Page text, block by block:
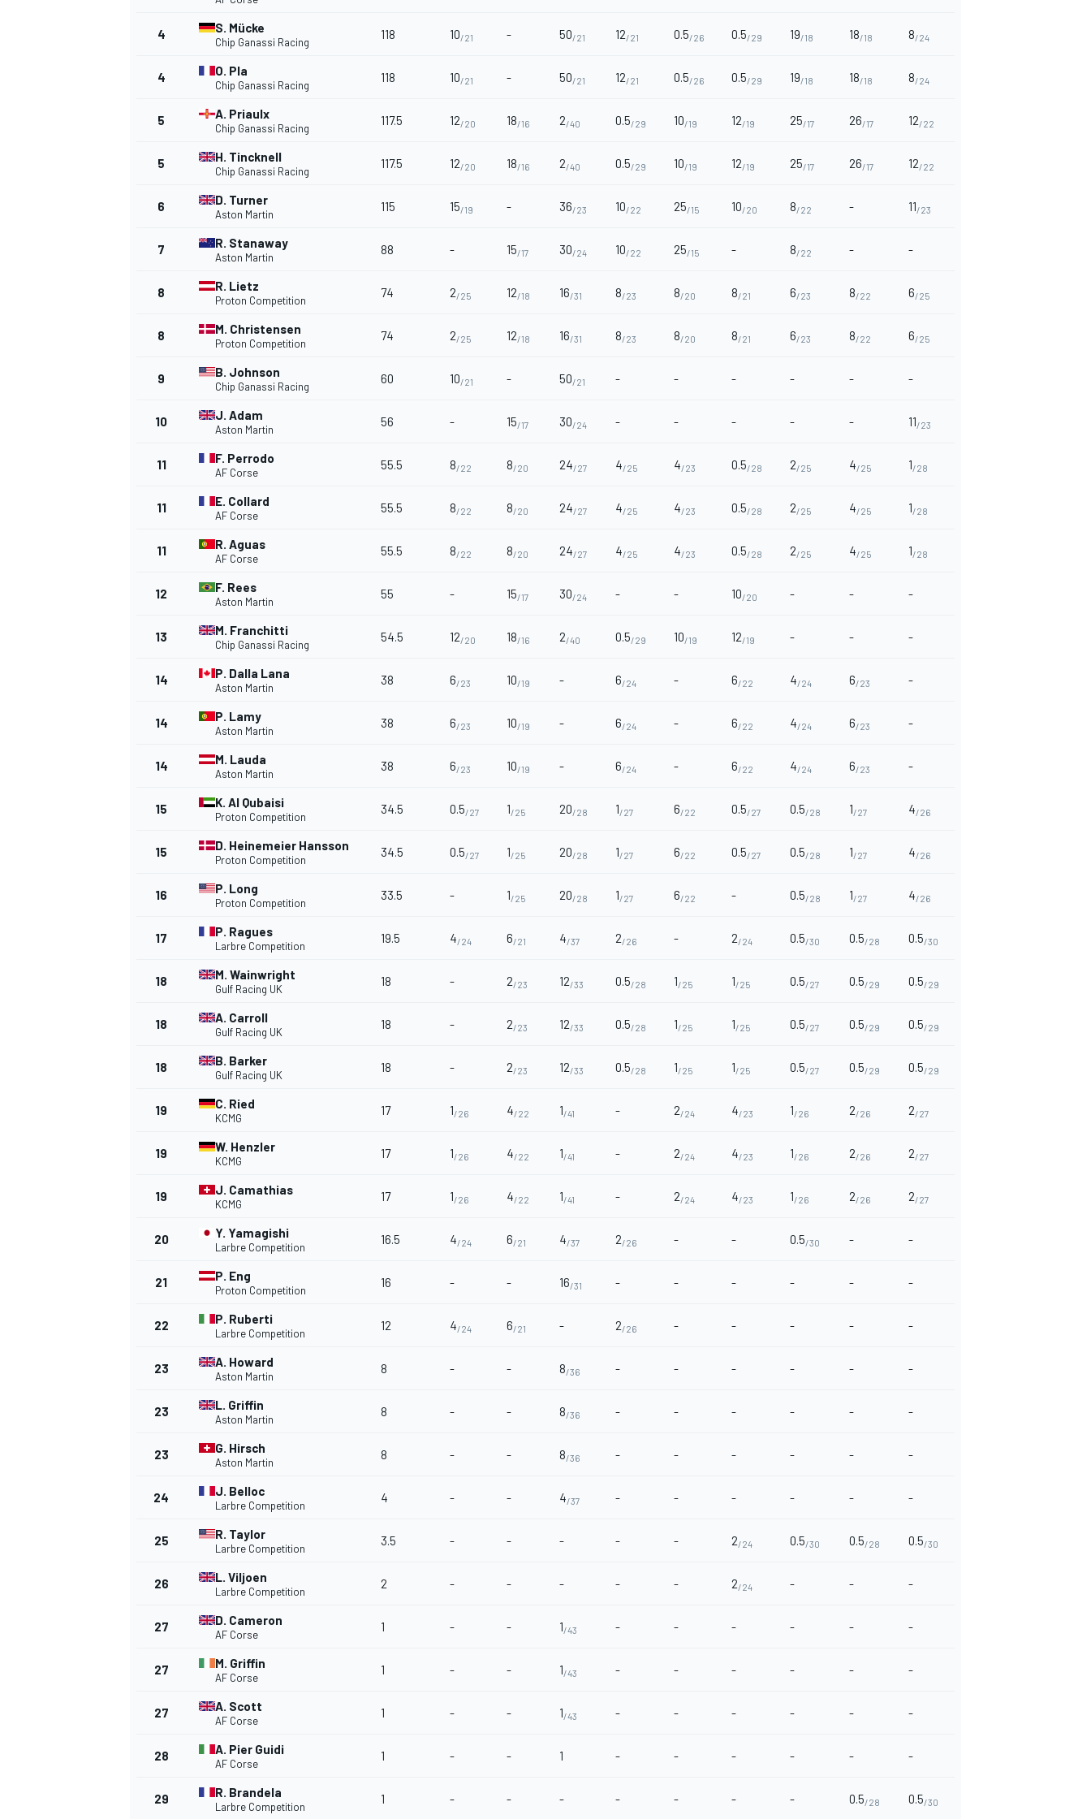
4 S. Mücke
Chip Ganassi Racing
118 10/21 - 50/21 12/21 0.5/26 0.5/29 19/18 18/18 8/24
4 O. Pla
Chip Ganassi Racing
118 10/21 - 50/21 12/21 0.5/26 0.5/29 19/18 18/18 8/24
5 A. Priaulx
Chip Ganassi Racing
117.5 12/20 18/16 2/40 0.5/29 10/19 12/19 25/17 26/17 12/22
5 H. Tincknell
Chip Ganassi Racing
117.5 12/20 18/16 2/40 0.5/29 10/19 12/19 25/17 26/17 12/22
6 D. Turner
Aston Martin
115 15/19 - 36/23 10/22 25/15 10/20 8/22 - 11/23
7 R. Stanaway
Aston Martin
88 - 15/17 30/24 10/22 25/15 - 8/22 - -
8 R. Lietz
Proton Competition
74 2/25 12/18 16/31 8/23 8/20 8/21 6/23 8/22 6/25
8 M. Christensen
Proton Competition
74 2/25 12/18 16/31 8/23 8/20 8/21 6/23 8/22 6/25
9 B. Johnson
Chip Ganassi Racing
60 10/21 - 50/21 - - - - - -
10 J. Adam
Aston Martin
56 - 15/17 30/24 - - - - - 11/23
11 F. Perrodo
AF Corse
55.5 8/22 8/20 24/27 4/25 4/23 0.5/28 2/25 4/25 1/28
11 E. Collard
AF Corse
55.5 8/22 8/20 24/27 4/25 4/23 0.5/28 2/25 4/25 1/28
11 R. Aguas
AF Corse
55.5 8/22 8/20 24/27 4/25 4/23 0.5/28 2/25 4/25 1/28
12 F. Rees
Aston Martin
55 - 15/17 30/24 - - 10/20 - - -
13 M. Franchitti
Chip Ganassi Racing
54.5 12/20 18/16 2/40 0.5/29 10/19 12/19 - - -
14 P. Dalla Lana
Aston Martin
38 6/23 10/19 - 6/24 - 6/22 4/24 6/23 -
14 P. Lamy
Aston Martin
38 6/23 10/19 - 6/24 - 6/22 4/24 6/23 -
14 M. Lauda
Aston Martin
38 6/23 10/19 - 6/24 - 6/22 4/24 6/23 -
15 K. Al Qubaisi
Proton Competition
34.5 0.5/27 1/25 20/28 1/27 6/22 0.5/27 0.5/28 1/27 4/26
15 D. Heinemeier Hansson
Proton Competition
34.5 0.5/27 1/25 20/28 1/27 6/22 0.5/27 0.5/28 1/27 4/26
16 P. Long
Proton Competition
33.5 - 1/25 20/28 1/27 6/22 - 0.5/28 1/27 4/26
17 P. Ragues
Larbre Competition
19.5 4/24 6/21 4/37 2/26 - 2/24 0.5/30 0.5/28 0.5/30
18 M. Wainwright
Gulf Racing UK
18 - 2/23 12/33 0.5/28 1/25 1/25 0.5/27 0.5/29 0.5/29
18 A. Carroll
Gulf Racing UK
18 - 2/23 12/33 0.5/28 1/25 1/25 0.5/27 0.5/29 0.5/29
18 B. Barker
Gulf Racing UK
18 - 2/23 12/33 0.5/28 1/25 1/25 0.5/27 0.5/29 0.5/29
19 C. Ried
KCMG
17 1/26 4/22 1/41 - 2/24 4/23 1/26 2/26 2/27
19 W. Henzler
KCMG
17 1/26 4/22 1/41 - 2/24 4/23 1/26 2/26 2/27
19 J. Camathias
KCMG
17 1/26 4/22 1/41 - 2/24 4/23 1/26 2/26 2/27
20 Y. Yamagishi
Larbre Competition
16.5 4/24 6/21 4/37 2/26 - - 0.5/30 - -
21 P. Eng
Proton Competition
16 - - 16/31 - - - - - -
22 P. Ruberti
Larbre Competition
12 4/24 6/21 - 2/26 - - - - -
23 A. Howard
Aston Martin
8 - - 8/36 - - - - - -
23 L. Griffin
Aston Martin
8 - - 8/36 - - - - - -
23 G. Hirsch
Aston Martin
8 - - 8/36 - - - - - -
24 J. Belloc
Larbre Competition
4 - - 4/37 - - - - - -
25 R. Taylor
Larbre Competition
3.5 - - - - - 2/24 0.5/30 0.5/28 0.5/30
26 L. Viljoen
Larbre Competition
2 - - - - - 2/24 - - -
27 D. Cameron
AF Corse
1 - - 1/43 - - - - - -
27 M. Griffin
AF Corse
1 - - 1/43 - - - - - -
27 A. Scott
AF Corse
1 - - 1/43 - - - - - -
28 A. Pier Guidi
AF Corse
1 - - 1 - - - - - -
29 R. Brandela
Larbre Competition
1 - - - - - - - 0.5/28 0.5/30